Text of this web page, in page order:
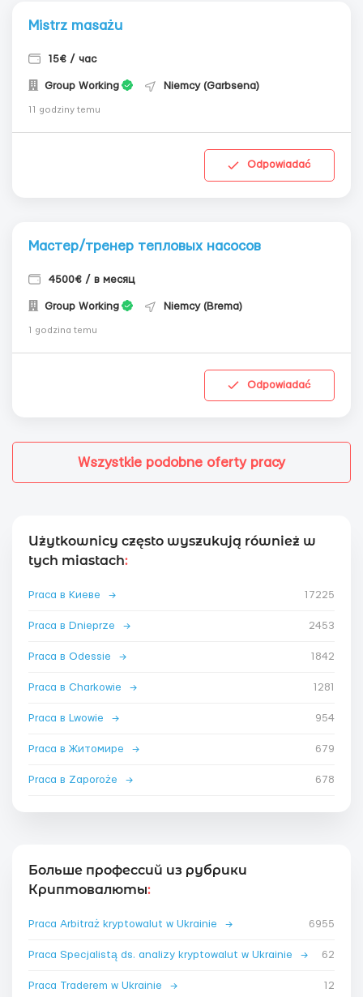
Mistrz masażu
15€ / час
Group Working Niemcy (Garbsena)
11 godziny temu
Odpowiadać
Мастер/тренер тепловых насосов
4500€ / в месяц
Group Working Niemcy (Brema)
1 godzina temu
Odpowiadać
Wszystkie podobne oferty pracy
Użytkownicy często wyszukują również w
tych miastach:
Praca в Киеве → 17225
Praca в Dnieprze → 2453
Praca в Odessie → 1842
Praca в Charkowie → 1281
Praca в Lwowie → 954
Praca в Житомире → 679
Praca в Zaporoże → 678
Больше профессий из рубрики
Криптовалюты:
Praca Arbitraż kryptowalut w Ukrainie → 6955
Praca Specjalistą ds. analizy kryptowalut w Ukrainie → 62
Praca Traderem w Ukrainie → 12